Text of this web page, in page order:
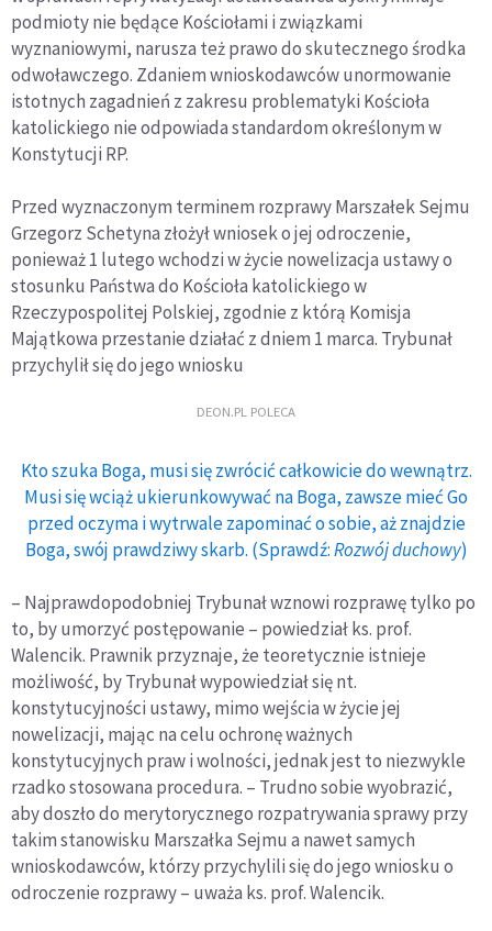
podmioty nie będące Kościołami i związkami
wyznaniowymi, narusza też prawo do skutecznego środka
odwoławczego. Zdaniem wnioskodawców unormowanie
istotnych zagadnień z zakresu problematyki Kościoła
katolickiego nie odpowiada standardom określonym w
Konstytucji RP.
Przed wyznaczonym terminem rozprawy Marszałek Sejmu
Grzegorz Schetyna złożył wniosek o jej odroczenie,
ponieważ 1 lutego wchodzi w życie nowelizacja ustawy o
stosunku Państwa do Kościoła katolickiego w
Rzeczypospolitej Polskiej, zgodnie z którą Komisja
Majątkowa przestanie działać z dniem 1 marca. Trybunał
przychylił się do jego wniosku
DEON.PL POLECA
Kto szuka Boga, musi się zwrócić całkowicie do wewnątrz.
Musi się wciąż ukierunkowywać na Boga, zawsze mieć Go
przed oczyma i wytrwale zapominać o sobie, aż znajdzie
Boga, swój prawdziwy skarb. (Sprawdź:Rozwój duchowy)
– Najprawdopodobniej Trybunał wznowi rozprawę tylko po
to, by umorzyć postępowanie – powiedział ks. prof.
Walencik. Prawnik przyznaje, że teoretycznie istnieje
możliwość, by Trybunał wypowiedział się nt.
konstytucyjności ustawy, mimo wejścia w życie jej
nowelizacji, mając na celu ochronę ważnych
konstytucyjnych praw i wolności, jednak jest to niezwykle
rzadko stosowana procedura. – Trudno sobie wyobrazić,
aby doszło do merytorycznego rozpatrywania sprawy przy
takim stanowisku Marszałka Sejmu a nawet samych
wnioskodawców, którzy przychylili się do jego wniosku o
odroczenie rozprawy – uważa ks. prof. Walencik.